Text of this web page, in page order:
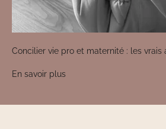
Concilier vie pro et maternité : les vrais
En savoir plus